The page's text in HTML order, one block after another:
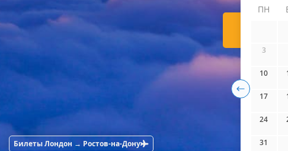
ПН
3
10
17
24
31
Билеты Лондон → Ростов-на-Дону